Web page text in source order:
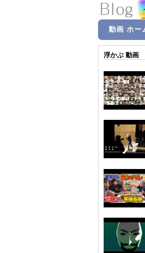
動画 ホー
浮かぶ 動画